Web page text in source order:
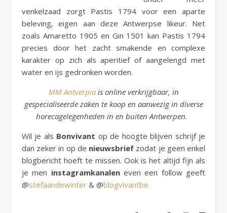
venkelzaad zorgt Pastis 1794 voor een aparte
beleving, eigen aan deze Antwerpse likeur. Net
zoals Amaretto 1905 en Gin 1501 kan Pastis 1794
precies door het zacht smakende en complexe
karakter op zich als aperitief of aangelengd met
water en ijs gedronken worden.
MM Antverpiais online verkrijgbaar, in
gespecialiseerde zaken te koop en aanwezig in diverse
horecagelegenheden in en buiten Antwerpen.
Wil je als Bonvivant op de hoogte blijven schrijf je
dan zeker in op de nieuwsbrief zodat je geen enkel
blogbericht hoeft te missen. Ook is het altijd fijn als
je men instagramkanaleneven een follow geeft
@stefaandewinter & @blogvivantbe